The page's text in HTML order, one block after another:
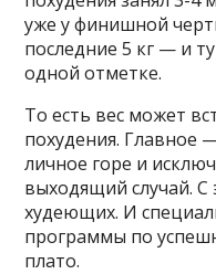
уже у финишной
последние 5 кг — и
одной отметке.
То есть вес может
похудения. Главное
личное горе и
выходящий случай. С
худеющих. И
программы по
плато.